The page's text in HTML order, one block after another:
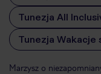
Tunezja All
Tunezja Wakacje
Marzysz o